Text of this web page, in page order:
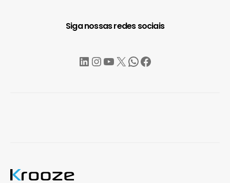
Siga nossas redes sociais
LinkedIn
Instagram
YouTube
X WhatsApp
Facebook